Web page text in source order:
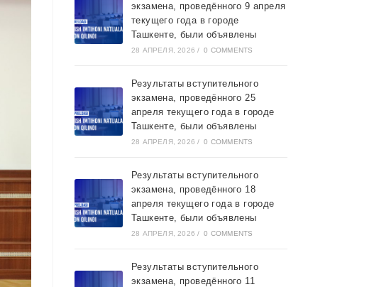
экзамена, проведённого 9 апреля
текущего года в городе
Ташкентe, были объявлены
28 АПРЕЛЯ, 2026 / 0 COMMENTS
Результаты вступительного
экзамена, проведённого 25
апреля текущего года в городе
Ташкентe, были объявлены
28 АПРЕЛЯ, 2026 / 0 COMMENTS
Результаты вступительного
экзамена, проведённого 18
апреля текущего года в городе
Ташкентe, были объявлены
28 АПРЕЛЯ, 2026 / 0 COMMENTS
Результаты вступительного
экзамена, проведённого 11